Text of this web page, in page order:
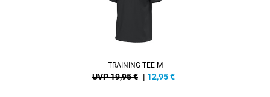
TRAINING TEE M
UVP 19,95 € | 12,95€